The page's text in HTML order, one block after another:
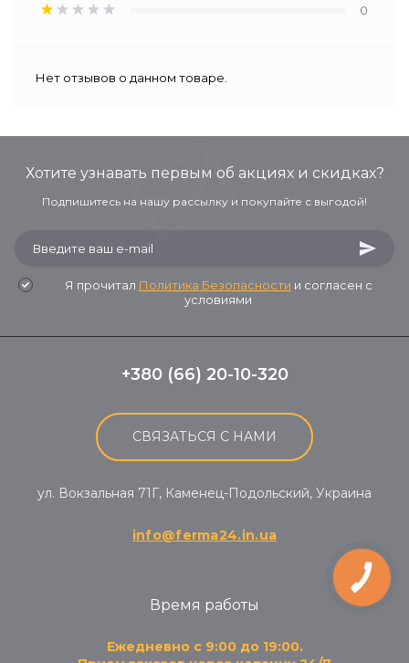
0
Нет отзывов о данном товаре.
Хотите узнавать первым об акциях и скидках?
Подпишитесь на нашу рассылку и покупайте с выгодой!
Я прочитал Политика Безопасности и согласен с
условиями
+380 (66) 20-10-320
СВЯЗАТЬСЯ С НАМИ
ул. Вокзальная 71Г, Каменец-Подольский, Украина
info@ferma24.in.ua
Время работы
Ежедневно с 9:00 до 19:00.
КНОПКА
ЗВ'ЯЗКУ